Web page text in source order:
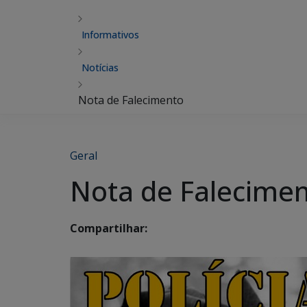
Informativos
Notícias
Nota de Falecimento
Geral
Nota de
Compartilhar: